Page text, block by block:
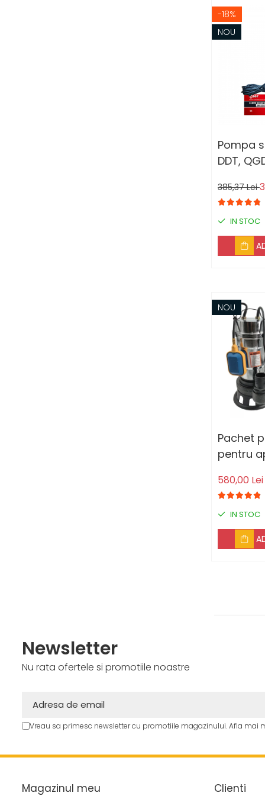
-18%
NOU
Pompa
DDT,
385,37 Lei
IN STOC
NOU
Pachet
pentru
tocator ,
maxim 8
inox +
pompier
580,00 Lei
IN STOC
Newsletter
Nu rata ofertele si promotiile noastre
Vreau sa primesc newsletter cu promotiile magazinului. Afla mai
Magazinul meu Clienti